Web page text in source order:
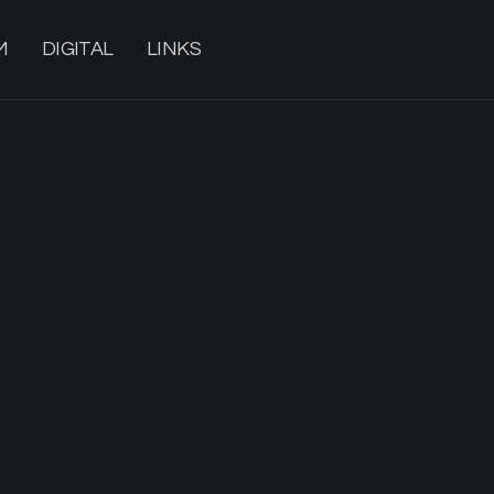
DIGITAL LINKS